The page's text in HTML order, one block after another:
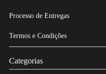
Processo de Entregas
Termos e Condições
Categorias